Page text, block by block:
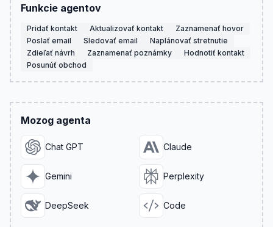
Funkcie agentov
Pridať kontakt Aktualizovať kontakt
Zaznamenať hovor
Poslať email
Sledovať email
Naplánovať stretnutie
Zdieľať návrh
Zaznamenať poznámky
Hodnotiť kontakt
Posunúť obchod
Mozog agenta
Chat GPT Claude
Gemini Perplexity
DeepSeek Code